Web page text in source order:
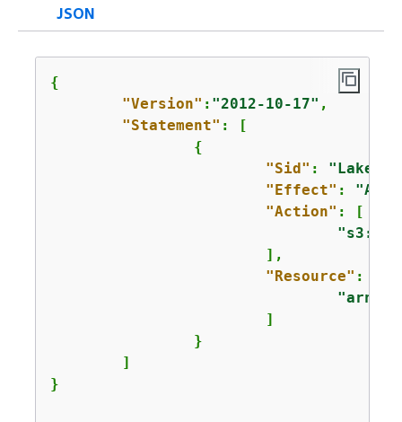
JSON
{
"Version" : "2012-10-17" ,
"Statement" : [
{
"Sid" :
"Effect" :
"Action" : [
"Resource" : [
}